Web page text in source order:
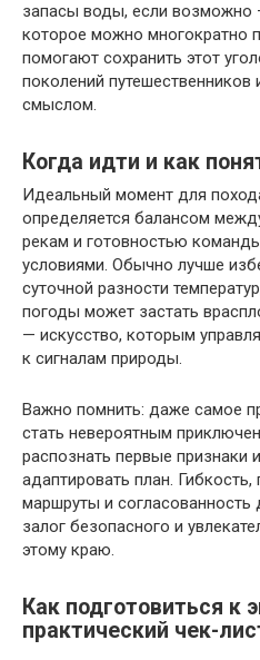
запасы воды, если возможно
которое можно многократно
помогают сохранить этот
поколений
смыслом.
Когда идти и как
Идеальный момент для
определяется балансом
рекам и готовностью
условиями. Обычно лучше
суточной разности
погоды может застать
— искусство, которым
к сигналам природы.
Важно помнить: даже самое
стать невероятным
распознать первые признаки
адаптировать план. Гибкость,
маршруты и
залог безопасного и
этому краю.
Как подготовиться к
практический чек-